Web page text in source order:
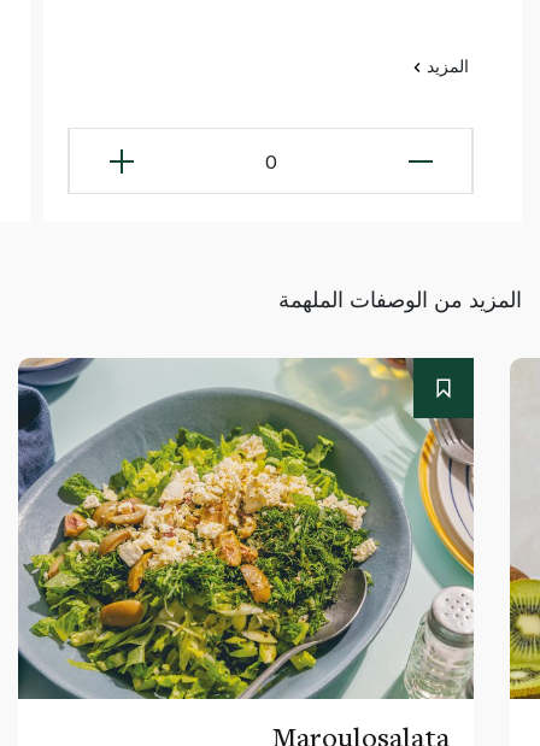
المزيد
0
المزيد من الوصفات الملهمة
Maroulosalata